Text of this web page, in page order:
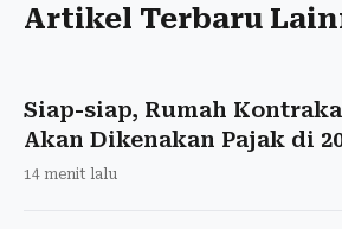
Artikel Terbaru
Siap-siap, Rumah
Akan Dikenakan Pajak di
14 menit lalu